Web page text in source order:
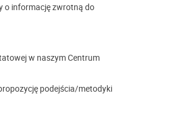
o informację zwrotną do
w naszym Centrum
podejścia/metodyki